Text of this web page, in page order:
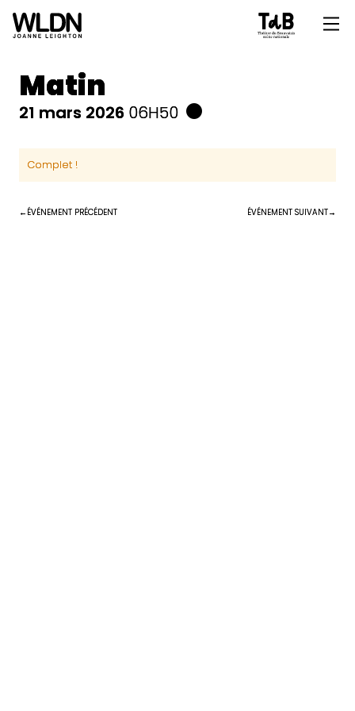
Matin
21 mars 2026 06H50
Complet !
ÉVÉNEMENT PRÉCÉDENT ÉVÉNEMENT SUIVANT